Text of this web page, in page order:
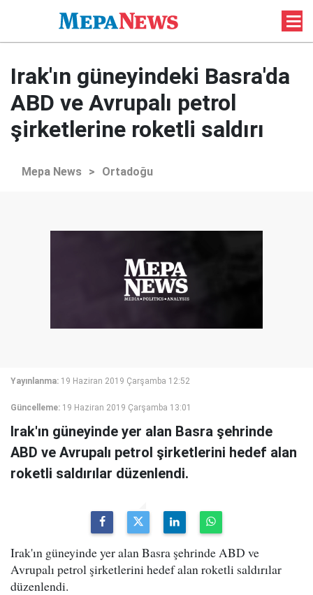
Irak'ın güneyindeki Basra'da
ABD ve Avrupalı petrol
şirketlerine roketli saldırı
Mepa News > Ortadoğu
Yayınlanma: 19 Haziran 2019 Çarşamba 12:52
Güncelleme: 19 Haziran 2019 Çarşamba 13:01
Irak'ın güneyinde yer alan Basra şehrinde
ABD ve Avrupalı petrol şirketlerini hedef alan
roketli saldırılar düzenlendi.
Irak'ın güneyinde yer alan Basra şehrinde ABD ve
Avrupalı petrol şirketlerini hedef alan roketli saldırılar
düzenlendi.